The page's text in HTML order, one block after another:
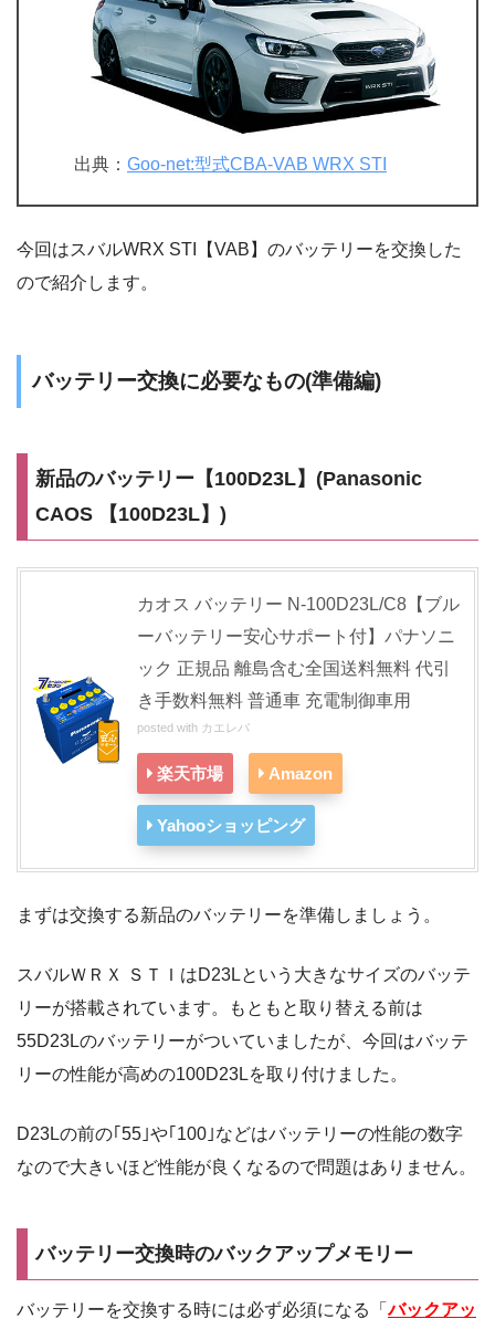
出典： Goo-net:型式CBA-VAB WRX STI
今回はスバルWRX STI【VAB】のバッテリーを交換した
ので紹介します。
バッテリー交換に必要なもの(準備編)
新品のバッテリー【100D23L】(Panasonic
CAOS 【100D23L】)
カオス バッテリー N-100D23L/C8【ブル
ーバッテリー安心サポート付】パナソニ
ック 正規品 離島含む全国送料無料 代引
き手数料無料 普通車 充電制御車用
posted with カエレバ
楽天市場 Amazon
Yahooショッピング
まずは交換する新品のバッテリーを準備しましょう。
スバルＷＲＸ ＳＴＩはD23Lという大きなサイズのバッテ
リーが搭載されています。もともと取り替える前は
55D23Lのバッテリーがついていましたが、今回はバッテ
リーの性能が高めの100D23Lを取り付けました。
D23Lの前の｢55｣や｢100｣などはバッテリーの性能の数字
なので大きいほど性能が良くなるので問題はありません。
バッテリー交換時のバックアップメモリー
バッテリーを交換する時には必ず必須になる「バックアッ